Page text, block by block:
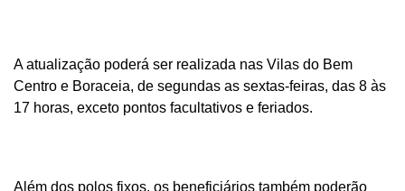
A atualização poderá ser realizada nas Vilas do Bem
Centro e Boraceia, de segundas as sextas-feiras, das 8 às
17 horas, exceto pontos facultativos e feriados.
Além dos polos fixos, os beneficiários também poderão